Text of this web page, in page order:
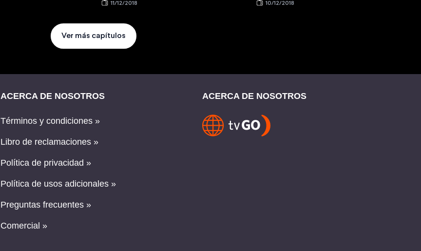
11/12/2018 10/12/2018
Ver más capítulos
ACERCA DE NOSOTROS
Términos y condiciones »
Libro de reclamaciones »
Política de privacidad »
Política de usos adicionales »
Preguntas frecuentes »
Comercial »
ACERCA DE NOSOTROS